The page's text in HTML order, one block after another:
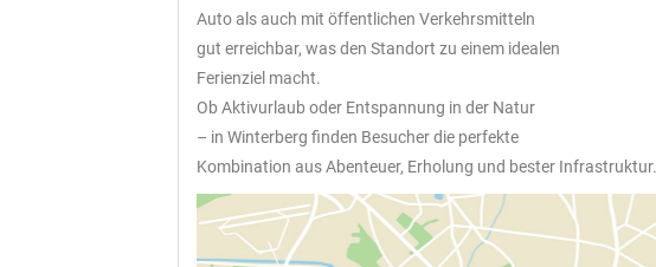
Auto als auch mit öffentlichen Verkehrsmitteln
gut erreichbar, was den Standort zu einem idealen
Ferienziel macht.
Ob Aktivurlaub oder Entspannung in der Natur
– in Winterberg finden Besucher die perfekte
Kombination aus Abenteuer, Erholung und bester Infrastruktur.